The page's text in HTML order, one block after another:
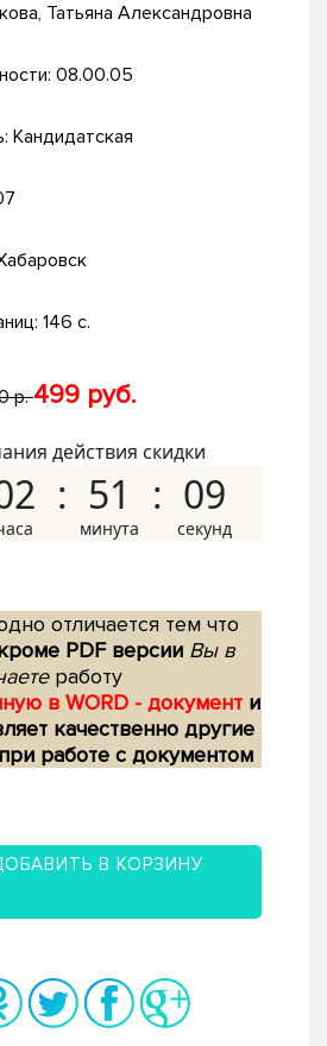
Татьяна Александровна
08.00.05
Кандидатская
146 с.
р.499 руб.
действия скидки
51 08
отличается тем что
PDF версии Вы в
работу
в WORD - документ и
качественно другие
работе с документом
В КОРЗИНУ